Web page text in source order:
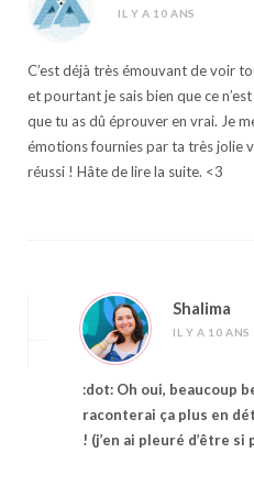
IL Y A 10 ANS
C’est déjà très émouvant de voir
et pourtant je sais bien que ce
que tu as dû éprouver en vrai. Je
émotions fournies par ta très jolie
réussi ! Hâte de lire la suite. <3
Shalima
IL Y A 10 ANS
:dot: Oh oui, beaucoup
raconterai ça plus en
! (j’en ai pleuré d’être